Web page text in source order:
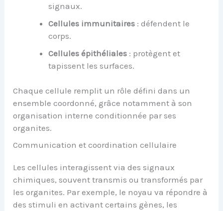
signaux.
Cellules immunitaires : défendent le
corps.
Cellules épithéliales : protègent et
tapissent les surfaces.
Chaque cellule remplit un rôle défini dans un
ensemble coordonné, grâce notamment à son
organisation interne conditionnée par ses
organites.
Communication et coordination cellulaire
Les cellules interagissent via des signaux
chimiques, souvent transmis ou transformés par
les organites. Par exemple, le noyau va répondre à
des stimuli en activant certains gènes, les